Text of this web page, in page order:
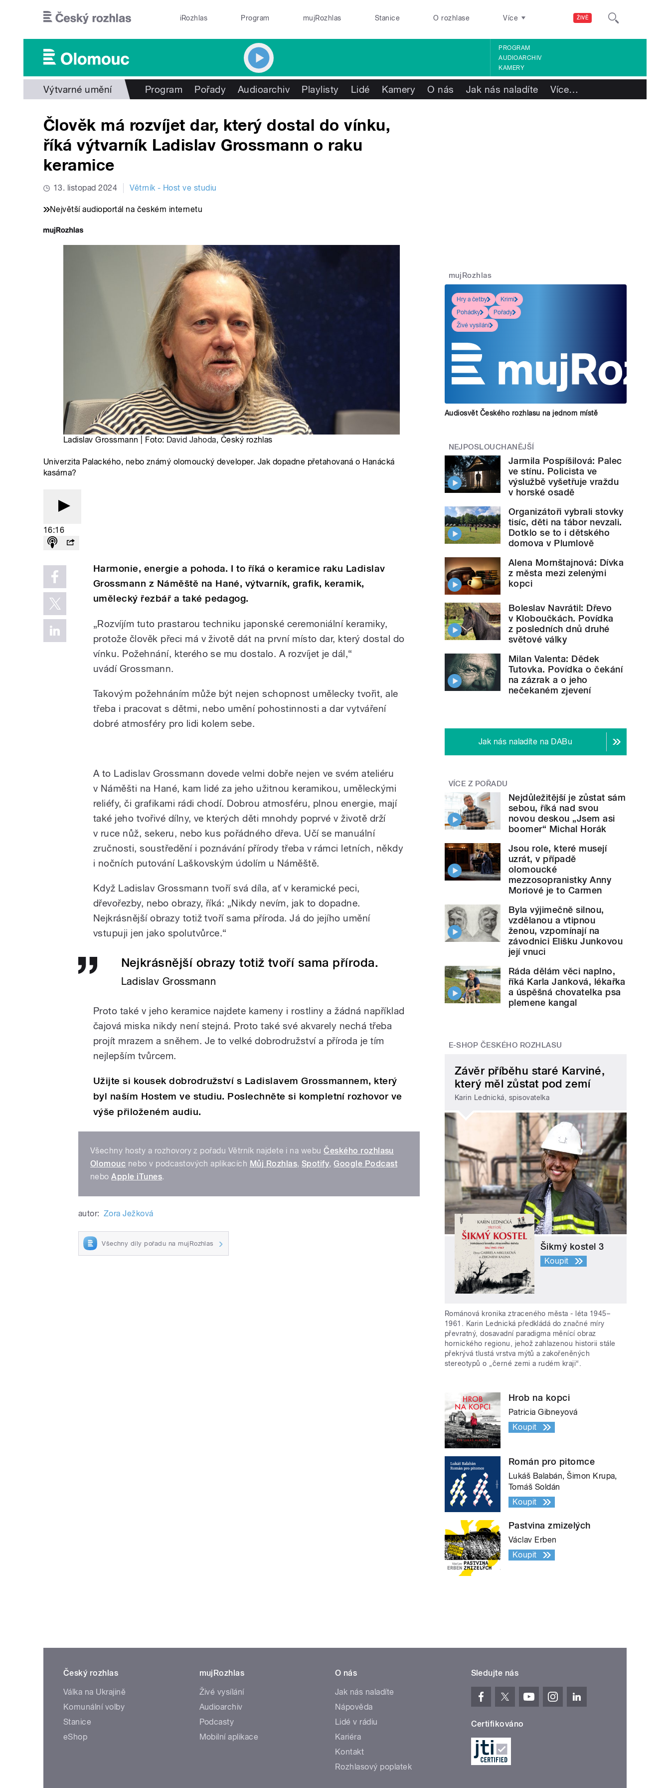
ŽIVĚ
iRozhlas Program mujRozhlas Stanice O rozhlase Více
PROGRAM
AUDIOARCHIV
KAMERY
Výtvarné umění Program Pořady Audioarchiv Playlisty Lidé Kamery O nás Jak nás naladíte Více…
Člověk má rozvíjet dar, který dostal do vínku,
říká výtvarník Ladislav Grossmann o raku
keramice
13. listopad 2024 Větrník - Host ve studiu
Největší audioportál na českém internetu
Ladislav Grossmann | Foto: David Jahoda, Český rozhlas
Univerzita Palackého, nebo známý olomoucký developer. Jak dopadne přetahovaná o Hanácká
kasárna?
16:16
Harmonie, energie a pohoda. I to říká o keramice raku Ladislav
Grossmann z Náměště na Hané, výtvarník, grafik, keramik,
umělecký řezbář a také pedagog.
„Rozvíjím tuto prastarou techniku japonské ceremoniální keramiky,
protože člověk přeci má v životě dát na první místo dar, který dostal do
vínku. Požehnání, kterého se mu dostalo. A rozvíjet je dál,“
uvádí Grossmann.
Takovým požehnáním může být nejen schopnost umělecky tvořit, ale
třeba i pracovat s dětmi, nebo umění pohostinnosti a dar vytváření
dobré atmosféry pro lidi kolem sebe.
A to Ladislav Grossmann dovede velmi dobře nejen ve svém ateliéru
v Náměšti na Hané, kam lidé za jeho užitnou keramikou, uměleckými
reliéfy, či grafikami rádi chodí. Dobrou atmosféru, plnou energie, mají
také jeho tvořivé dílny, ve kterých děti mnohdy poprvé v životě drží
v ruce nůž, sekeru, nebo kus pořádného dřeva. Učí se manuální
zručnosti, soustředění i poznávání přírody třeba v rámci letních, někdy
i nočních putování Laškovským údolím u Náměště.
Když Ladislav Grossmann tvoří svá díla, ať v keramické peci,
dřevořezby, nebo obrazy, říká: „Nikdy nevím, jak to dopadne.
Nejkrásnější obrazy totiž tvoří sama příroda. Já do jejího umění
vstupuji jen jako spolutvůrce.“
Nejkrásnější obrazy totiž tvoří sama příroda.
Ladislav Grossmann
Proto také v jeho keramice najdete kameny i rostliny a žádná například
čajová miska nikdy není stejná. Proto také své akvarely nechá třeba
projít mrazem a sněhem. Je to velké dobrodružství a příroda je tím
nejlepším tvůrcem.
Užijte si kousek dobrodružství s Ladislavem Grossmannem, který
byl naším Hostem ve studiu. Poslechněte si kompletní rozhovor ve
výše přiloženém audiu.
Všechny hosty a rozhovory z pořadu Větrník najdete i na webuČeského rozhlasu
Olomouc nebo v podcastových aplikacích Můj Rozhlas, Spotify,Google Podcast
neboApple iTunes.
autor: Zora Ježková
Všechny díly pořadu na mujRozhlas
mujRozhlas
Hry a četby
Krimi
Pohádky
Pořady
Živé vysílání
Audiosvět Českého rozhlasu na jednom místě
NEJPOSLOUCHANĚJŠÍ
Jarmila Pospíšilová: Palec
ve stínu. Policista ve
výslužbě vyšetřuje vraždu
v horské osadě
Organizátoři vybrali stovky
tisíc, děti na tábor nevzali.
Dotklo se to i dětského
domova v Plumlově
Alena Mornštajnová: Dívka
z města mezi zelenými
kopci
Boleslav Navrátil: Dřevo
v Kloboučkách. Povídka
z posledních dnů druhé
světové války
Milan Valenta: Dědek
Tutovka. Povídka o čekání
na zázrak a o jeho
nečekaném zjevení
Jak nás naladíte na DABu
VÍCE Z POŘADU
Nejdůležitější je zůstat sám
sebou, říká nad svou
novou deskou „Jsem asi
boomer“ Michal Horák
Jsou role, které musejí
uzrát, v případě
olomoucké
mezzosopranistky Anny
Moriové je to Carmen
Byla výjimečně silnou,
vzdělanou a vtipnou
ženou, vzpomínají na
závodnici Elišku Junkovou
její vnuci
Ráda dělám věci naplno,
říká Karla Janková, lékařka
a úspěšná chovatelka psa
plemene kangal
E-SHOP ČESKÉHO ROZHLASU
Závěr příběhu staré Karviné,
který měl zůstat pod zemí
Karin Lednická, spisovatelka
Šikmý kostel 3
Koupit
Románová kronika ztraceného města - léta 1945–
1961. Karin Lednická předkládá do značné míry
převratný, dosavadní paradigma měnící obraz
hornického regionu, jehož zahlazenou historii stále
překrývá tlustá vrstva mýtů a zakořeněných
stereotypů o „černé zemi a rudém kraji“.
Hrob na kopci
Patricia Gibneyová
Koupit
Román pro pitomce
Lukáš Balabán, Šimon Krupa,
Tomáš Soldán
Koupit
Pastvina zmizelých
Václav Erben
Koupit
Český rozhlas
Válka na Ukrajině
Komunální volby
Stanice
eShop
mujRozhlas
Živé vysílání
Audioarchiv
Podcasty
Mobilní aplikace
O nás
Jak nás naladíte
Nápověda
Lidé v rádiu
Kariéra
Kontakt
Rozhlasový poplatek
Sledujte nás
Certifikováno